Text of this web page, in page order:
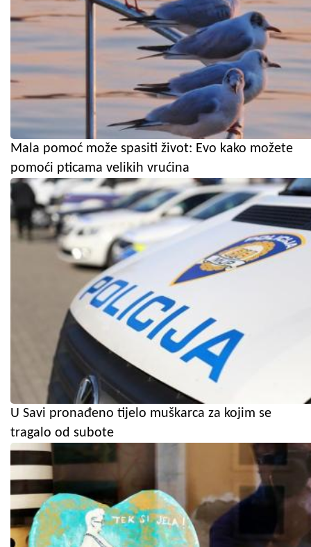
Mala pomoć može spasiti život: Evo kako možete
pomoći pticama velikih vrućina
U Savi pronađeno tijelo muškarca za kojim se
tragalo od subote